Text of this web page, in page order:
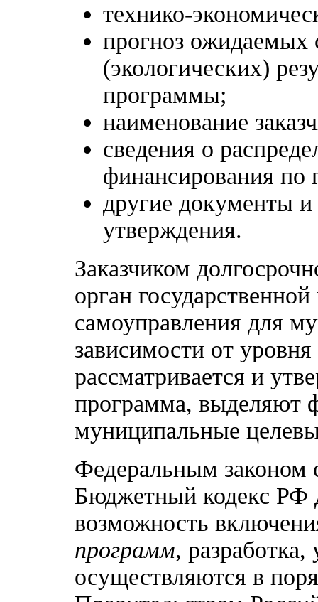
технико-
прогноз ожидаемых
(экологических)
программы;
наименование
сведения о
финансирования по
другие документы
утверждения.
Заказчиком
орган
самоуправления для
зависимости от
рассматривается и
программа, выделяют
муниципальные
Федеральным законом
Бюджетный кодекс РФ
возможность
программ,
осуществляются в